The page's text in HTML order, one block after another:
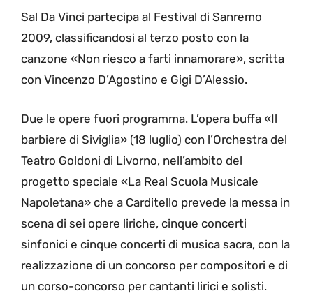
Sal Da Vinci partecipa al Festival di Sanremo
2009, classificandosi al terzo posto con la
canzone «Non riesco a farti innamorare», scritta
con Vincenzo D’Agostino e Gigi D’Alessio.
Due le opere fuori programma. L’opera buffa «Il
barbiere di Siviglia» (18 luglio) con l’Orchestra del
Teatro Goldoni di Livorno, nell’ambito del
progetto speciale «La Real Scuola Musicale
Napoletana» che a Carditello prevede la messa in
scena di sei opere liriche, cinque concerti
sinfonici e cinque concerti di musica sacra, con la
realizzazione di un concorso per compositori e di
un corso-concorso per cantanti lirici e solisti.